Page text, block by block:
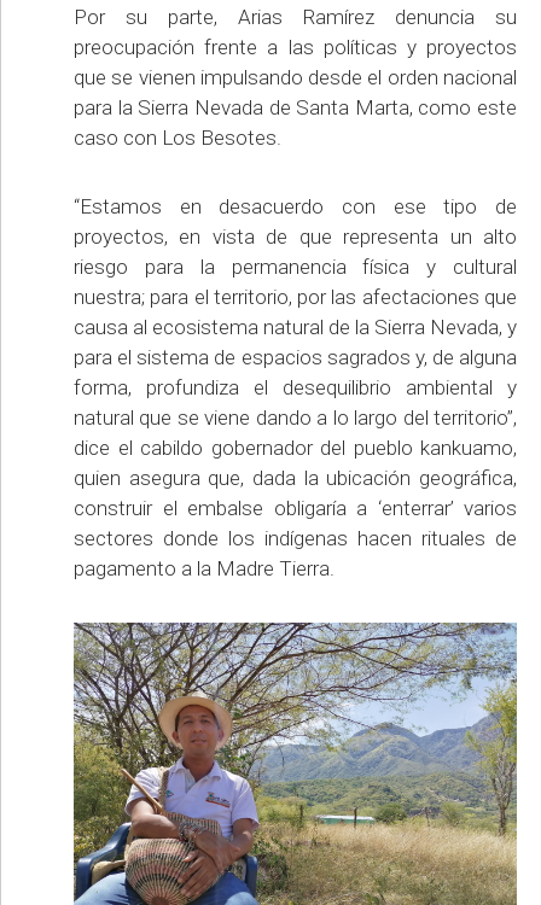
Por su parte, Arias Ramírez denuncia su
preocupación frente a las políticas y proyectos
que se vienen impulsando desde el orden nacional
para la Sierra Nevada de Santa Marta, como este
caso con Los Besotes.
“Estamos en desacuerdo con ese tipo de
proyectos, en vista de que representa un alto
riesgo para la permanencia física y cultural
nuestra; para el territorio, por las afectaciones que
causa al ecosistema natural de la Sierra Nevada, y
para el sistema de espacios sagrados y, de alguna
forma, profundiza el desequilibrio ambiental y
natural que se viene dando a lo largo del territorio”,
dice el cabildo gobernador del pueblo kankuamo,
quien asegura que, dada la ubicación geográfica,
construir el embalse obligaría a ‘enterrar’ varios
sectores donde los indígenas hacen rituales de
pagamento a la Madre Tierra.